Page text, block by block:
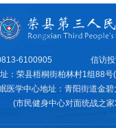
6100905
信访
：荣县梧桐街柏林村1组88号
医学中心地址：青阳街道金
(市民健身中心对面统战之